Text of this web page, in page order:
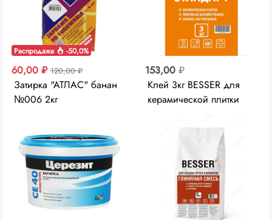
Распродажа -50,0%
60,00 ₽ 120,00 ₽
Затирка "АТЛАС" банан
№006 2кг
153,00 ₽
Клей 3кг BESSER для
керамической плитки